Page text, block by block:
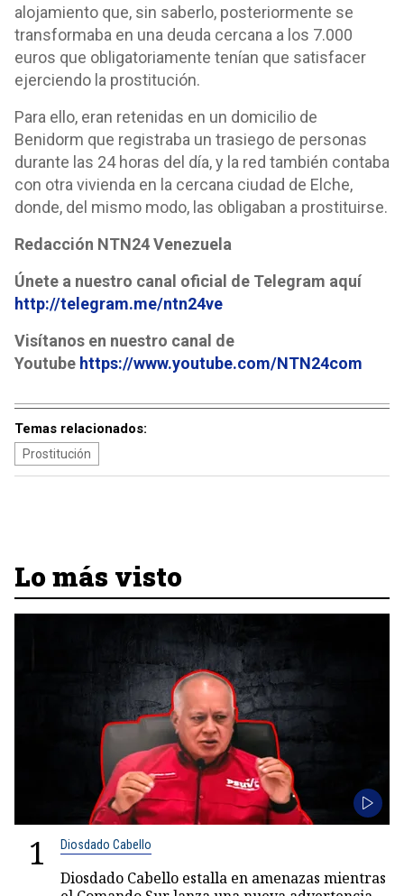
alojamiento que, sin saberlo, posteriormente se
transformaba en una deuda cercana a los 7.000
euros que obligatoriamente tenían que satisfacer
ejerciendo la prostitución.
Para ello, eran retenidas en un domicilio de
Benidorm que registraba un trasiego de personas
durante las 24 horas del día, y la red también contaba
con otra vivienda en la cercana ciudad de Elche,
donde, del mismo modo, las obligaban a prostituirse.
Redacción NTN24 Venezuela
Únete a nuestro canal oficial de Telegram aquí
http://telegram.me/ntn24ve
Visítanos en nuestro canal de
Youtube https://www.youtube.com/NTN24com
Temas relacionados:
Prostitución
Lo más visto
1 Diosdado Cabello
Diosdado Cabello estalla en amenazas mientras